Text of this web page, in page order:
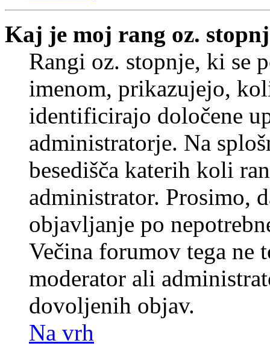
Kaj je moj rang oz.
Rangi oz. stopnje, ki se
imenom, prikazujejo,
identificirajo določene
administratorje. Na
besedišča katerih koli
administrator. Prosimo,
objavljanje po
Večina forumov tega ne
moderator ali
dovoljenih objav.
Na vrh